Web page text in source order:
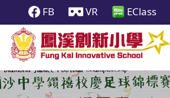
FB VR EClass